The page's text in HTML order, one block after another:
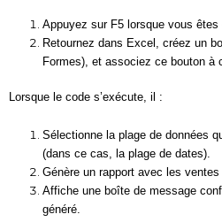
Appuyez sur F5 lorsque vous êtes
Retournez dans Excel, créez un
Formes), et associez ce bouton à
Lorsque le code s’exécute, il :
Sélectionne la plage de données
(dans ce cas, la plage de dates).
Génère un rapport avec les
Affiche une boîte de message
généré.